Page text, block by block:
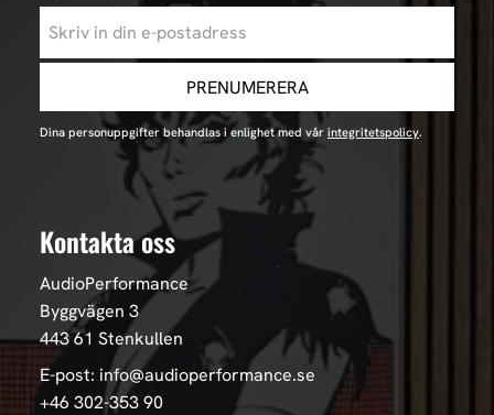
PRENUMERERA
Dina personuppgifter behandlas i enlighet med vår integritetspolicy.
Kontakta oss
AudioPerformance
Byggvägen 3
443 61 Stenkullen
E-post: info@audioperformance.se
+46 302-353 90